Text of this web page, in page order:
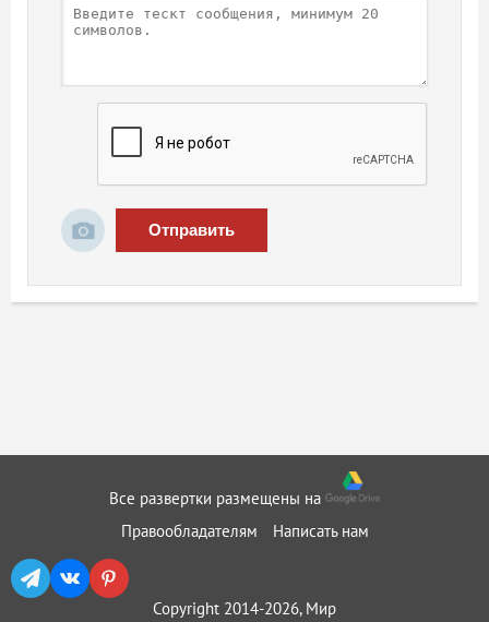
Отправить
Все развертки размещены на
Правообладателям
Написать нам
Copyright 2014-2026, Мир